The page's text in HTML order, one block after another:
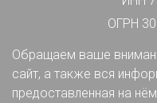
ОГРН
Обращаем ваше
сайт, а также вся
предоставленная на